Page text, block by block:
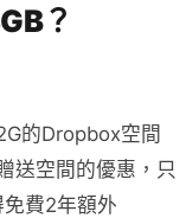
？
的Dropbox空間
送空間的優惠，只
費2年額外